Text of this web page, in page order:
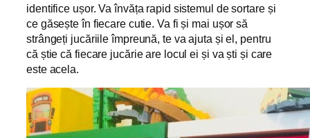
identifice ușor. Va învăța rapid sistemul de sortare și
ce găsește în fiecare cutie. Va fi și mai ușor să
strângeți jucăriile împreună, te va ajuta și el, pentru
că știe că fiecare jucărie are locul ei și va ști și care
este acela.